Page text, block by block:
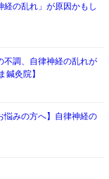
の乱れ」が原因かもし
不調、自律神経の乱れが
鍼灸院】
悩みの方へ】自律神経の